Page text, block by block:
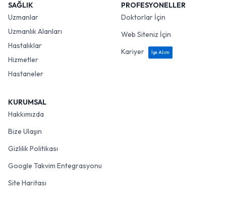
SAĞLIK
Uzmanlar
Uzmanlık Alanları
Hastalıklar
Hizmetler
Hastaneler
PROFESYONELLER
Doktorlar İçin
Web Siteniz İçin
Kariyer
İşe Alım
KURUMSAL
Hakkımızda
Bize Ulaşın
Gizlilik Politikası
Google Takvim Entegrasyonu
Site Haritası